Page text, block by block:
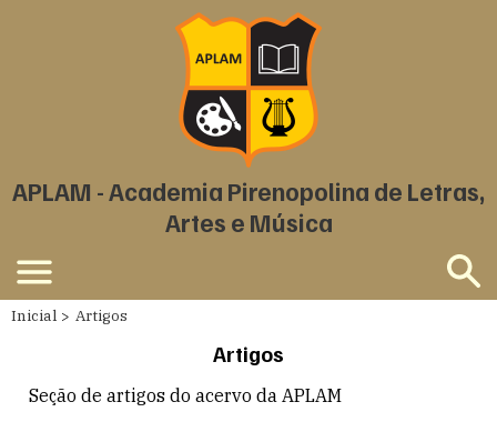
APLAM - Academia Pirenopolina de Letras,
Artes e Música
Inicial Artigos
Artigos
Seção de artigos do acervo da APLAM